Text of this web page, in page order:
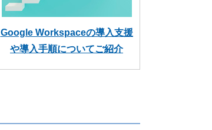
Google Workspaceの導入支援
や導入手順についてご紹介